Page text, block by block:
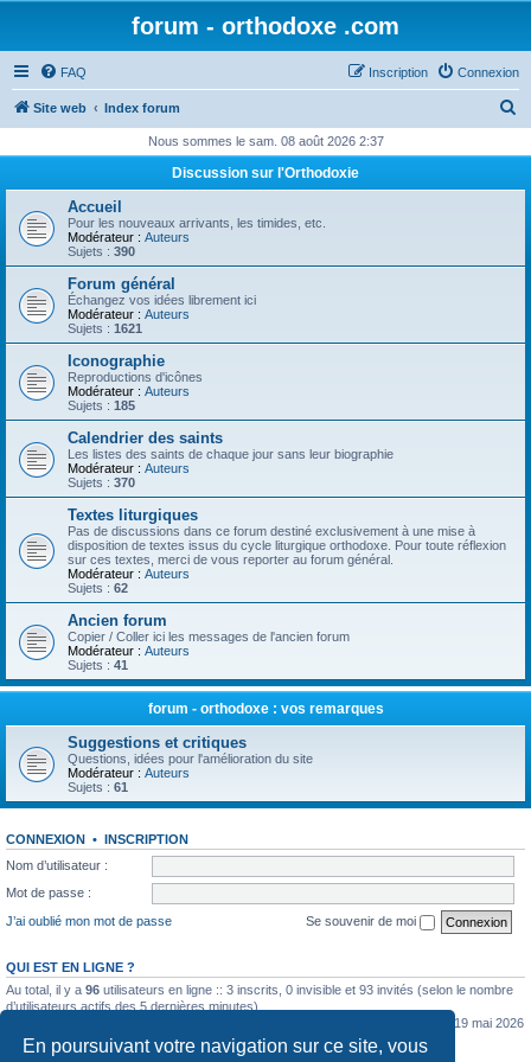
En poursuivant votre navigation sur ce site, vous
forum - orthodoxe .com
FAQ Connexion
Inscription
Site web Index forum
h
Nous sommes le sam. 08 août 2026 2:37
Discussion sur l'Orthodoxie
Accueil
Pour les nouveaux arrivants, les timides, etc.
Modérateur : Auteurs
Sujets : 390
Forum général
Échangez vos idées librement ici
Modérateur : Auteurs
Sujets : 1621
Iconographie
Reproductions d'icônes
Modérateur : Auteurs
Sujets : 185
Calendrier des saints
Les listes des saints de chaque jour sans leur biographie
Modérateur : Auteurs
Sujets : 370
Textes liturgiques
Pas de discussions dans ce forum destiné exclusivement à une mise à
disposition de textes issus du cycle liturgique orthodoxe. Pour toute réflexion
sur ces textes, merci de vous reporter au forum général.
Modérateur : Auteurs
Sujets : 62
Ancien forum
Copier / Coller ici les messages de l'ancien forum
Modérateur : Auteurs
Sujets : 41
forum - orthodoxe : vos remarques
Suggestions et critiques
Questions, idées pour l'amélioration du site
Modérateur : Auteurs
Sujets : 61
CONNEXION • INSCRIPTION
Nom d’utilisateur :
Mot de passe :
J’ai oublié mon mot de passe
Se souvenir de moi
QUI EST EN LIGNE ?
Au total, il y a 96 utilisateurs en ligne :: 3 inscrits, 0 invisible et 93 invités (selon le nombre
d’utilisateurs actifs des 5 dernières minutes)
le mar. 19 mai 2026
0:07